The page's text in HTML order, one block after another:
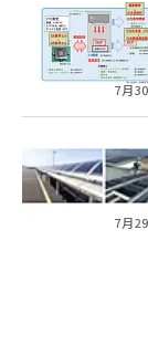
特
戦
の
7月
特
る2
方
7月